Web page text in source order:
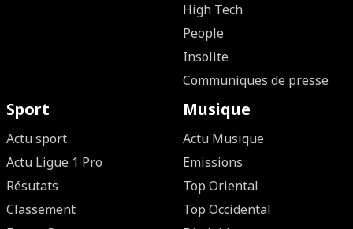
High Tech
People
Insolite
Communiques de presse
Sport
Actu sport
Actu Ligue 1 Pro
Résutats
Classement
Musique
Actu Musique
Emissions
Top Oriental
Top Occidental